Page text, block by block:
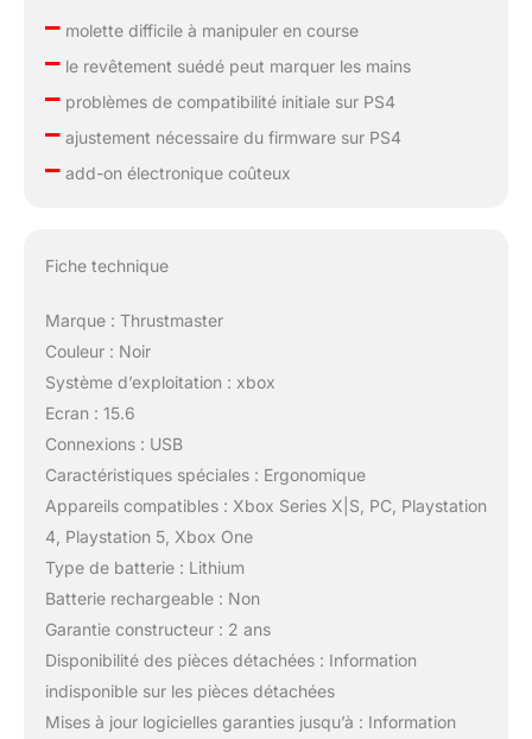
–molette difficile à manipuler en course
–le revêtement suédé peut marquer les mains
–problèmes de compatibilité initiale sur PS4
–ajustement nécessaire du firmware sur PS4
–add-on électronique coûteux
Fiche technique
Marque : Thrustmaster
Couleur : Noir
Système d’exploitation : xbox
Ecran : 15.6
Connexions : USB
Caractéristiques spéciales : Ergonomique
Appareils compatibles : Xbox Series X|S, PC, Playstation
4, Playstation 5, Xbox One
Type de batterie : Lithium
Batterie rechargeable : Non
Garantie constructeur : 2 ans
Disponibilité des pièces détachées : Information
indisponible sur les pièces détachées
Mises à jour logicielles garanties jusqu’à : Information